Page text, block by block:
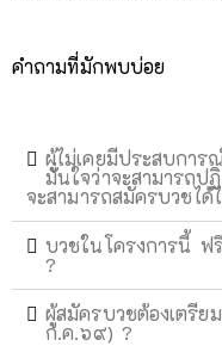
คำถามที่มักพบบ่อย
ผู้ไม่เคยมีประสบกา
มั่นใจว่าจะสามารถ
จะสามารถสมัครบวชได้
บวชในโครงการนี้ ฟ
?
ผู้สมัครบวชต้องเตรีย
ก.ค.๖๙) ?